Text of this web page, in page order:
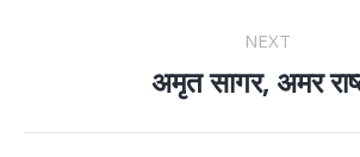
NEXT
Next
अमृत सागर, अमर